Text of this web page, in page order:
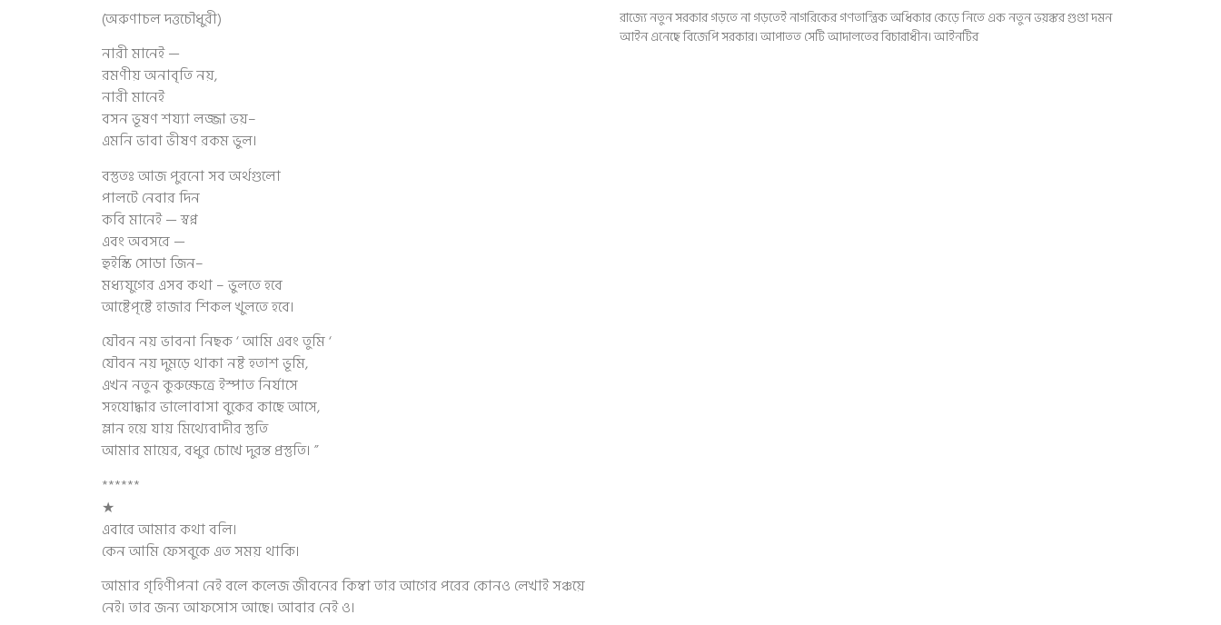
(অরুণাচল দত্তচৌধুরী)
নারী মানেই —
রমণীয় অনাবৃতি নয়,
নারী মানেই
বসন ভূষণ শয্যা লজ্জা ভয়–
এমনি ভাবা ভীষণ রকম ভুল।
বস্তুতঃ আজ পুরনো সব অর্থগুলো
পালটে নেবার দিন
কবি মানেই — স্বপ্ন
এবং অবসরে —
হুইস্কি সোডা জিন–
মধ্যযুগের এসব কথা – ভুলতে হবে
আষ্টেপৃষ্টে হাজার শিকল খুলতে হবে।
যৌবন নয় ভাবনা নিছক ‘ আমি এবং তুমি ‘
যৌবন নয় দুমড়ে থাকা নষ্ট হতাশ ভূমি,
এখন নতুন কুরুক্ষেত্রে ইস্পাত নির্যাসে
সহযোদ্ধার ভালোবাসা বুকের কাছে আসে,
ম্লান হয়ে যায় মিথ্যেবাদীর স্তুতি
আমার মায়ের, বধুর চোখে দুরন্ত প্রস্তুতি। ”
******
★
এবারে আমার কথা বলি।
কেন আমি ফেসবুকে এত সময় থাকি।
আমার গৃহিণীপনা নেই বলে কলেজ জীবনের কিম্বা তার আগের পরের কোনও লেখাই সঞ্চয়ে
নেই। তার জন্য আফসোস আছে। আবার নেই ও।
রাজ্যে নতুন সরকার গড়তে না গড়তেই নাগরিকের গণতান্ত্রিক অধিকার কেড়ে নিতে এক নতুন ভয়ঙ্কর গুণ্ডা দমন
আইন এনেছে বিজেপি সরকার। আপাতত সেটি আদালতের বিচারাধীন। আইনটির